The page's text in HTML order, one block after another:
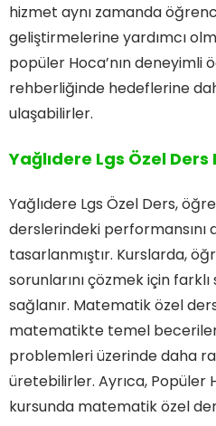
hizmet aynı zamanda
geliştirmelerine yardımcı
popüler Hoca’nın deneyimli
rehberliğinde hedeflerine
ulaşabilirler.
Yağlıdere Lgs Özel
Yağlıdere Lgs Özel Ders,
derslerindeki performansını
tasarlanmıştır. Kurslarda,
sorunlarını çözmek için
sağlanır. Matematik özel
matematikte temel
problemleri üzerinde daha
üretebilirler. Ayrıca, Popüler
kursunda matematik özel